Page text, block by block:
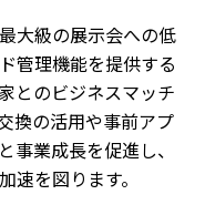
大級の展示会への低
管理機能を提供する
とのビジネスマッチ
換の活用や事前アプ
事業成長を促進し、
速を図ります。